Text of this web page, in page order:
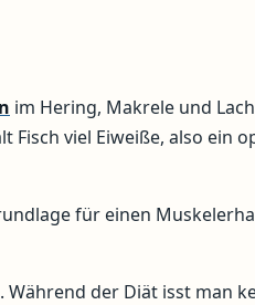
im Hering, Makrele und
Fisch viel Eiweiße, also ein
für einen
der Diät isst man